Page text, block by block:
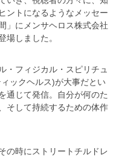
ントになるようなメッセー
」にメンサヘロス株式会社
場しました。
・フィジカル・スピリチュ
ックヘルス)が大事だとい
通じて発信。自分が何のた
そして持続するための体作
の時にストリートチルドレ